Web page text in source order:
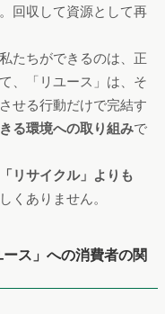
回収して資源として再
たちができるのは、正
、「リユース」は、そ
せる行動だけで完結す
る環境への取り組みで
リサイクル」よりも
くありません。
ス」への消費者の関